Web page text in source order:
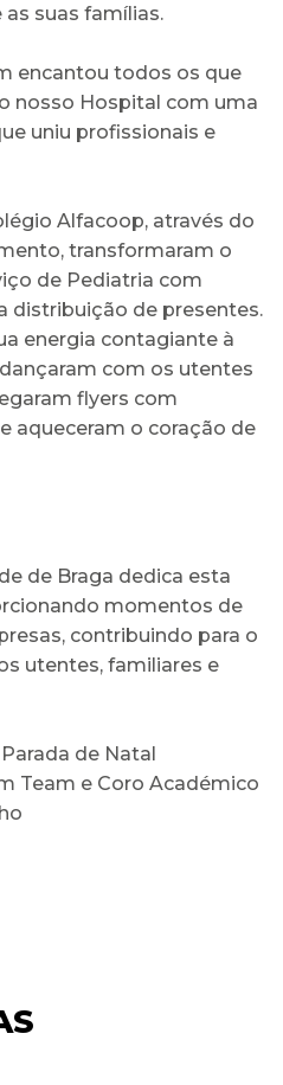
suas famílias.
encantou todos os que
nosso Hospital com uma
uniu profissionais e
Alfacoop, através do
transformaram o
de Pediatria com
distribuição de presentes.
energia contagiante à
com os utentes
flyers com
aqueceram o coração de
de Braga dedica esta
momentos de
contribuindo para o
utentes, familiares e
de Natal
Team e Coro Académico